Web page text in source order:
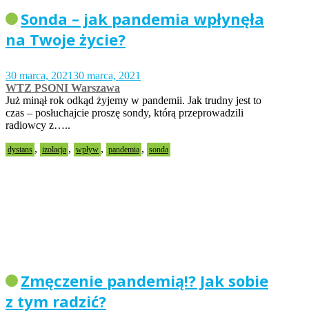
Sonda – jak pandemia wpłynęła
na Twoje życie?
30 marca, 202130 marca, 2021
WTZ PSONI Warszawa
Już minął rok odkąd żyjemy w pandemii. Jak trudny jest to
czas – posłuchajcie proszę sondy, którą przeprowadzili
radiowcy z…..
dystans , izolacja , wpływ , pandemia , sonda
Zmęczenie pandemią!? Jak sobie
z tym radzić?